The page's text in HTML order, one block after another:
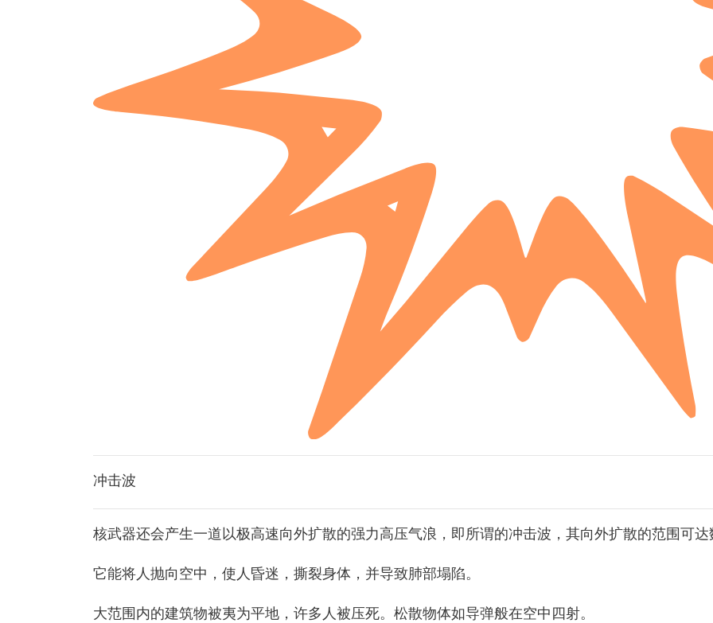
冲击波
核武器还会产生一道以极高速向外扩散的强力高压气浪，即所谓的冲击波，其向外扩散的范围可
它能将人抛向空中，使人昏迷，撕裂身体，并导致肺部塌陷。
大范围内的建筑物被夷为平地，许多人被压死。松散物体如导弹般在空中四射。